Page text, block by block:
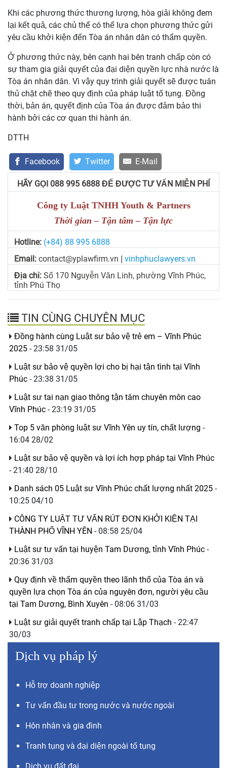
Khi các phương thức thương lượng, hòa giải không đem
lại kết quả, các chủ thể có thể lựa chọn phương thức gửi
yêu cầu khởi kiện đến Tòa án nhân dân có thẩm quyền.
Ở phương thức này, bên cạnh hai bên tranh chấp còn có
sự tham gia giải quyết của đại diện quyền lực nhà nước là
Tòa án nhân dân. Vì vậy quy trình giải quyết sẽ được tuân
thủ chặt chẽ theo quy định của pháp luật tố tụng. Đồng
thời, bản án, quyết định của Tòa án được đảm bảo thi
hành bởi các cơ quan thi hành án.
DTTH
Facebook Twitter E-Mail
HÃY GỌI 088 995 6888 ĐỂ ĐƯỢC TƯ VẤN MIỄN PHÍ
Công ty Luật TNHH Youth & Partners
Thời gian – Tận tâm – Tận lực
Hotline: (+84) 88 995 6888
Email: contact@yplawfirm.vn
vinhphuclawyers.vn
Địa chỉ: Số 170 Nguyễn Văn Linh, phường Vĩnh Phúc,
tỉnh Phú Thọ
TIN CÙNG CHUYÊN MỤC
Đồng hành cùng Luật sư bảo vệ trẻ em – Vĩnh Phúc
2025 - 23:58 31/05
Luật sư bảo vệ quyền lợi cho bị hại tận tình tại Vĩnh
Phúc - 23:38 31/05
Luật sư tai nạn giao thông tận tâm chuyên môn cao
Vĩnh Phúc - 23:19 31/05
Top 5 văn phòng luật sư Vĩnh Yên uy tín, chất lượng -
16:04 28/02
Luật sư bảo vệ quyền và lợi ích hợp pháp tại Vĩnh Phúc
- 21:40 28/10
Danh sách 05 Luật sư Vĩnh Phúc chất lượng nhất 2025 -
10:25 04/10
CÔNG TY LUẬT TƯ VẤN RÚT ĐƠN KHỞI KIỆN TẠI
THÀNH PHỐ VĨNH YÊN - 08:58 25/04
Luật sư tư vấn tại huyện Tam Dương, tỉnh Vĩnh Phúc -
20:36 31/03
Quy định về thẩm quyền theo lãnh thổ của Tòa án và
quyền lựa chọn Tòa án của nguyên đơn, người yêu cầu
tại Tam Dương, Bình Xuyên - 08:06 31/03
Luật sư giải quyết tranh chấp tại Lập Thạch - 22:47
30/03
Dịch vụ pháp lý
Hỗ trợ doanh nghiệp
Tư vấn đầu tư trong nước và nước ngoài
Hôn nhân và gia đình
Tranh tụng và đại diện ngoài tố tụng